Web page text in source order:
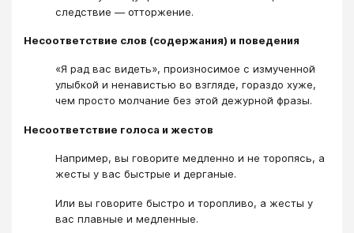
следствие — отторжение.
Несоответствие слов (содержания) и поведения
«Я рад вас видеть», произносимое с измученной
улыбкой и ненавистью во взгляде, гораздо хуже,
чем просто молчание без этой дежурной фразы.
Несоответствие голоса и жестов
Например, вы говорите медленно и не торопясь, а
жесты у вас быстрые и дерганые.
Или вы говорите быстро и торопливо, а жесты у
вас плавные и медленные.